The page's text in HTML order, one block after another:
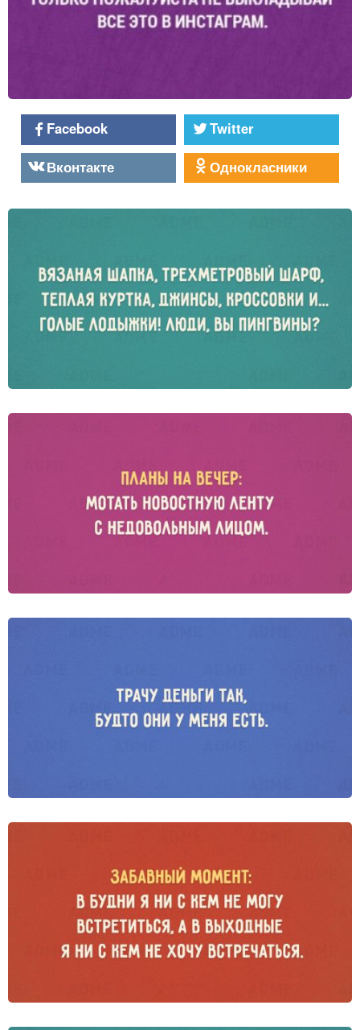
Facebook
Twitter
Вконтакте
Однокласники